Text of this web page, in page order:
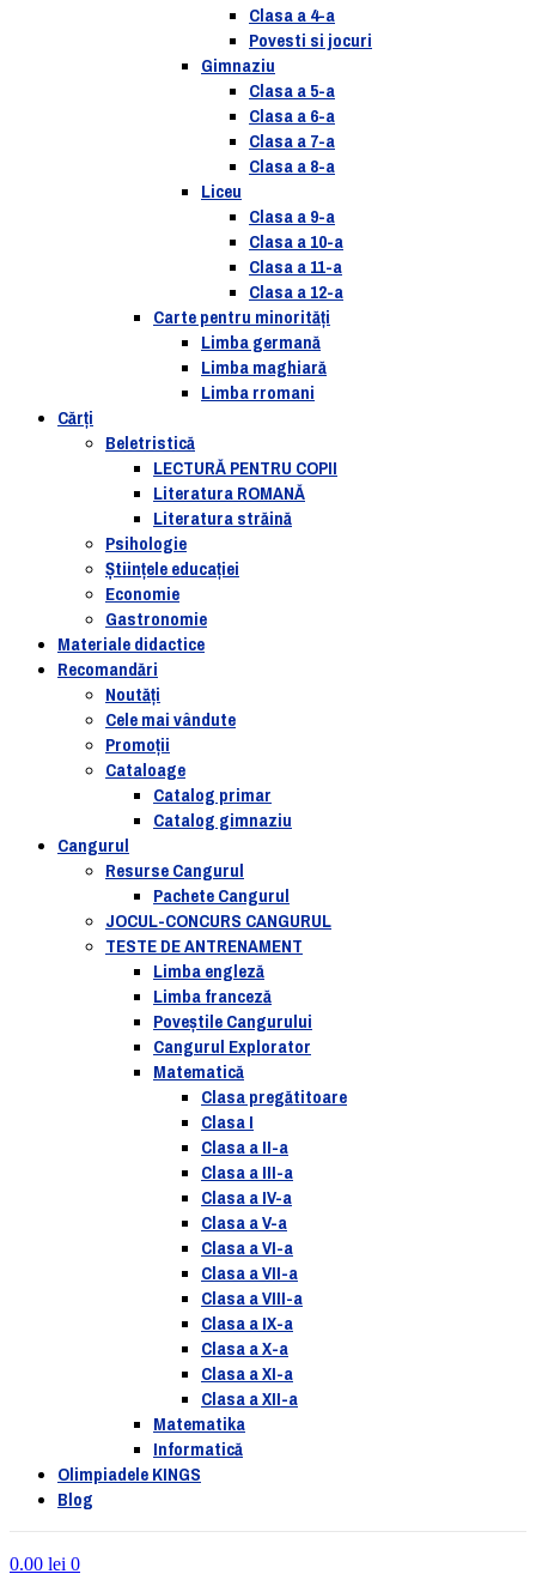
Clasa a 4-a
Povesti si jocuri
Gimnaziu
Clasa a 5-a
Clasa a 6-a
Clasa a 7-a
Clasa a 8-a
Liceu
Clasa a 9-a
Clasa a 10-a
Clasa a 11-a
Clasa a 12-a
Carte pentru minorităţi
Limba germană
Limba maghiară
Limba rromani
Cărţi
Beletristică
LECTURĂ PENTRU COPII
Literatura ROMANĂ
Literatura străină
Psihologie
Ştiinţele educaţiei
Economie
Gastronomie
Materiale didactice
Recomandări
Noutăţi
Cele mai vândute
Promoții
Cataloage
Catalog primar
Catalog gimnaziu
Cangurul
Resurse Cangurul
Pachete Cangurul
JOCUL-CONCURS CANGURUL
TESTE DE ANTRENAMENT
Limba engleză
Limba franceză
Poveștile Cangurului
Cangurul Explorator
Matematică
Clasa pregătitoare
Clasa I
Clasa a II-a
Clasa a III-a
Clasa a IV-a
Clasa a V-a
Clasa a VI-a
Clasa a VII-a
Clasa a VIII-a
Clasa a IX-a
Clasa a X-a
Clasa a XI-a
Clasa a XII-a
Matematika
Informatică
Olimpiadele KINGS
Blog
0.00 lei 0